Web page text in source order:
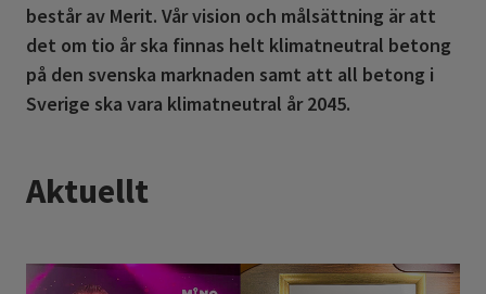
består av Merit. Vår vision och målsättning är att
det om tio år ska finnas helt klimatneutral betong
på den svenska marknaden samt att all betong i
Sverige ska vara klimatneutral år 2045.
Aktuellt